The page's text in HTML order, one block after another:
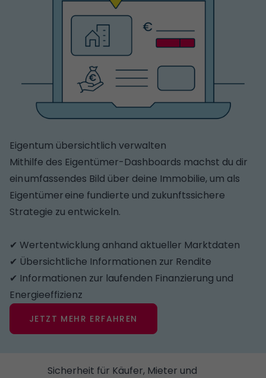
Eigentum übersichtlich verwalten
Mithilfe des Eigentümer-Dashboards machst du dir
ein umfassendes Bild über deine Immobilie, um als
Eigentümer eine fundierte und zukunftssichere
Strategie zu entwickeln.
✔ Wertentwicklung anhand aktueller Marktdaten
✔ Übersichtliche Informationen zur Rendite
✔ Informationen zur laufenden Finanzierung und
Energieeffizienz
JETZT MEHR ERFAHREN
Sicherheit für Käufer, Mieter und